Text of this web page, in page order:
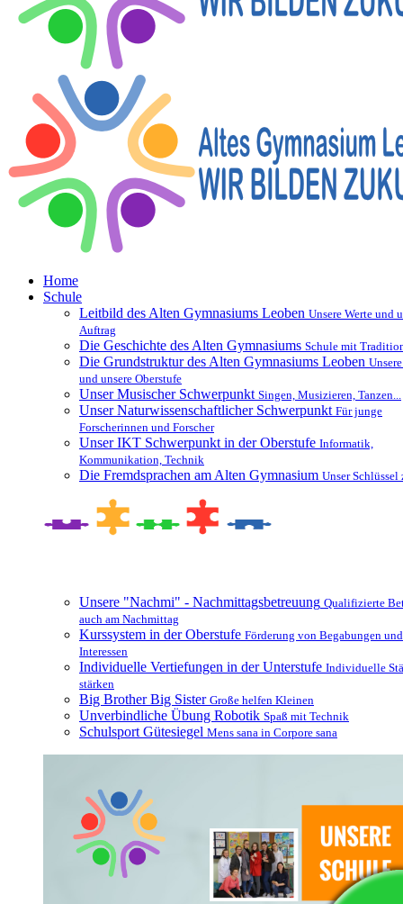
Home
Schule
Leitbild des Alten Gymnasiums Leoben Unsere Werte und
Auftrag
Die Geschichte des Alten Gymnasiums Schule mit
Die Grundstruktur des Alten Gymnasiums Leoben
und unsere Oberstufe
Unser Musischer Schwerpunkt Singen, Musizieren, Tanzen...
Unser Naturwissenschaftlicher Schwerpunkt Für junge
Forscherinnen und Forscher
Unser IKT Schwerpunkt in der Oberstufe Informatik,
Kommunikation, Technik
Die Fremdsprachen am Alten Gymnasium Unser Schlüssel
Unsere "Nachmi" - Nachmittagsbetreuung Qualifizierte
auch am Nachmittag
Kurssystem in der Oberstufe Förderung von Begabungen und
Interessen
Individuelle Vertiefungen in der Unterstufe Individuelle
stärken
Big Brother Big Sister Große helfen Kleinen
Unverbindliche Übung Robotik Spaß mit Technik
Schulsport Gütesiegel Mens sana in Corpore sana